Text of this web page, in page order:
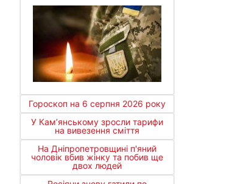
Гороскоп на 6 серпня 2026 року
У Кам’янському зросли тарифи
на вивезення сміття
На Дніпропетровщині п'яний
чоловік вбив жінку та побив ще
двох людей